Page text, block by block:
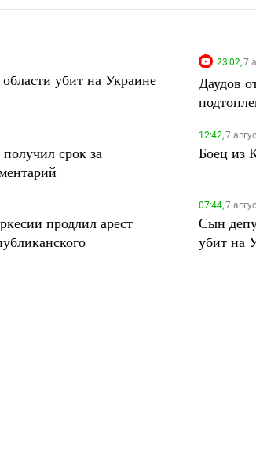
убит на Украине
23:02,7
Даудов
срок за
12:42,7
Боец из
продлил арест
07:44,7
Сын
убит на